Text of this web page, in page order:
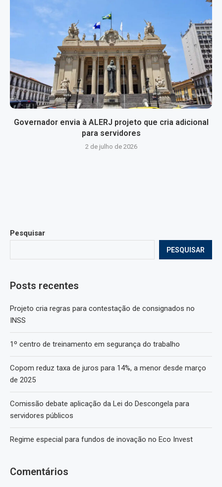
Governador envia à ALERJ projeto que cria adicional
para servidores
2 de julho de 2026
Pesquisar
PESQUISAR
Posts recentes
Projeto cria regras para contestação de consignados no
INSS
1º centro de treinamento em segurança do trabalho
Copom reduz taxa de juros para 14%, a menor desde março
de 2025
Comissão debate aplicação da Lei do Descongela para
servidores públicos
Regime especial para fundos de inovação no Eco Invest
Comentários